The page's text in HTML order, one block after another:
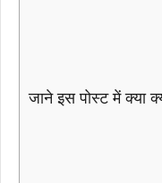
जाने इस पोस्ट में क्या